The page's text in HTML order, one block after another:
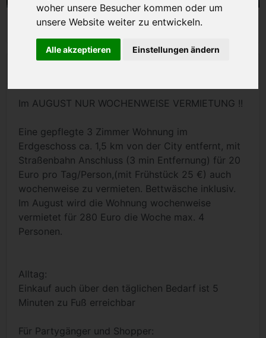
woher unsere Besucher kommen oder um
unsere Website weiter zu entwickeln.
Alle akzeptieren Einstellungen ändern
Im AUGUST NUR WOCHENWEISE VERMIETUNG !!
Eine gepflegte 3 Zimmer Wohnung im
Erdgeschoss ca. 1,5 km von der City entfernt, mit
Straßenbahn Anschluss (3 min Entfernung) für 20
Euro pro Tag/Person,(mit Frühstück 25 €) auch
wochenweise zu vermieten. Bettwäsche inklusiv.
Im August wird die Wohnung wochenweise
vermietet für 280 Euro die Woche max. 4
Personen.
Alltag:
Einkauf auch über den täglichen Bedarf ist 5
Minuten zu Fuß erreichbar
Für Partygänger und Shopper: